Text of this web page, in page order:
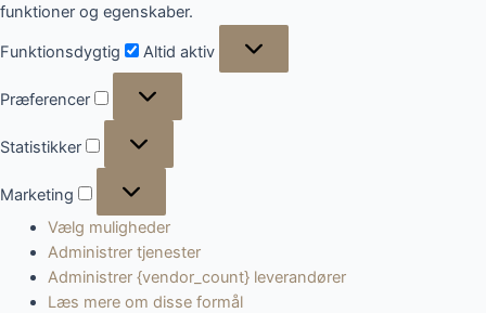
funktioner og egenskaber.
Funktionsdygtig
Altid aktiv
Præferencer
Statistikker
Marketing
Vælg muligheder
Administrer tjenester
Administrer {vendor_count} leverandører
Læs mere om disse formål